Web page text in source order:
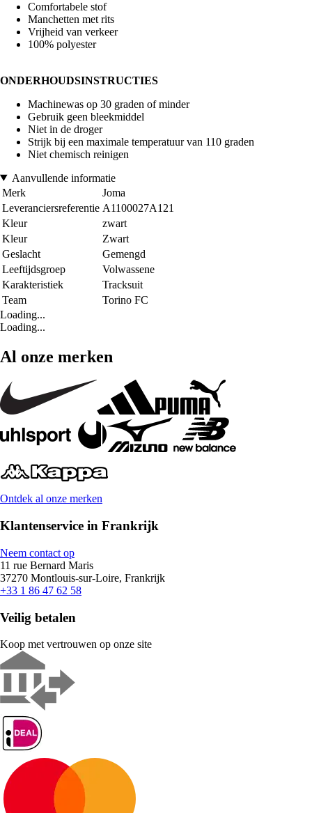
Comfortabele stof
Manchetten met rits
Vrijheid van verkeer
100% polyester
ONDERHOUDSINSTRUCTIES
Machinewas op 30 graden of minder
Gebruik geen bleekmiddel
Niet in de droger
Strijk bij een maximale temperatuur van 110 graden
Niet chemisch reinigen
Aanvullende informatie
Merk
Joma
Leveranciersreferentie A1100027A121
Kleur
zwart
Kleur
Zwart
Geslacht
Gemengd
Leeftijdsgroep
Volwassene
Karakteristiek
Tracksuit
Team
Torino FC
Loading...
Loading...
Al onze merken
Ontdek al onze merken
Klantenservice in Frankrijk
Neem contact op
11 rue Bernard Maris
37270 Montlouis-sur-Loire, Frankrijk
+33 1 86 47 62 58
Veilig betalen
Koop met vertrouwen op onze site